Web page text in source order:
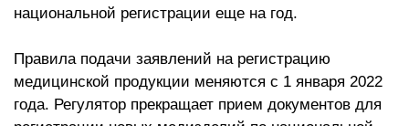
национальной регистрации еще на год.
Правила подачи заявлений на регистрацию
медицинской продукции меняются с 1 января 2022
года. Регулятор прекращает прием документов для